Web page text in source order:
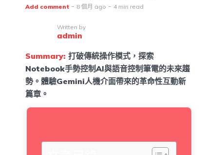
Add comment 8 個月 ago 4 min read
Written by
admin
Summary: 打破傳統操作模式，探索
Notebook手勢控制AI與語音控制筆電的未來趨
勢。體驗Gemini人機介面帶來的革命性互動新
篇章。